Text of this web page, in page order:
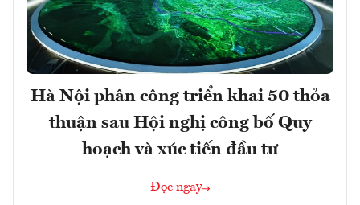
Hà Nội phân công triển khai 50 thỏa
thuận sau Hội nghị công bố Quy
hoạch và xúc tiến đầu tư
Đọc ngay